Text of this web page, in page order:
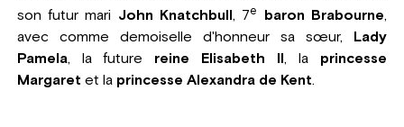
son futur mari John Knatchbull, 7e baron Brabourne,
avec comme demoiselle d'honneur sa sœur,
Lady
Pamela, la future reine Elisabeth II, la princesse
Margaret et la princesse Alexandra de Kent.